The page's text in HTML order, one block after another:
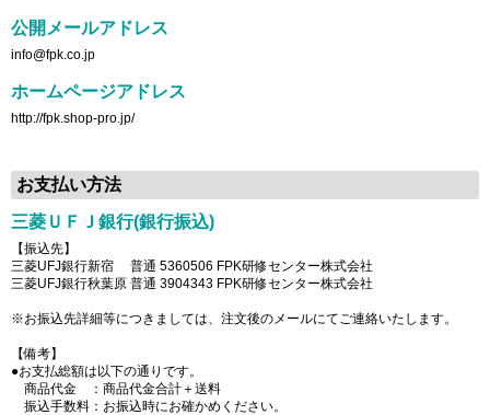
公開メールアドレス
info@fpk.co.jp
ホームページアドレス
http://fpk.shop-pro.jp/
お支払い方法
三菱ＵＦＪ銀行(銀行振込)
【振込先】
三菱UFJ銀行新宿 普通 5360506 FPK研修センター株式会社
三菱UFJ銀行秋葉原 普通 3904343 FPK研修センター株式会社
※お振込先詳細等につきましては、注文後のメールにてご連絡いたします。
【備考】
●お支払総額は以下の通りです。
商品代金 ：商品代金合計＋送料
振込手数料：お振込時にお確かめください。